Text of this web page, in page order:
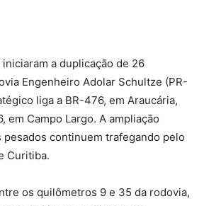
a duplicação de 26
Engenheiro Adolar Schultze (PR-
liga a BR-476, em Araucária,
em Campo Largo. A ampliação
continuem trafegando pelo
Curitiba.
os quilômetros 9 e 35 da rodovia,